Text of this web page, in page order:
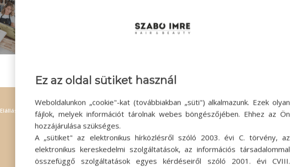
Elállás
Ez az oldal sütiket használ
Weboldalunkon „cookie"-kat (továbbiakban „süti") alkalmazunk. Ezek olyan
fájlok, melyek információt tárolnak webes böngészőjében. Ehhez az Ön
hozzájárulása szükséges.
A „sütiket" az elektronikus hírközlésről szóló 2003. évi C. törvény, az
elektronikus kereskedelmi szolgáltatások, az információs társadalommal
összefüggő szolgáltatások egyes kérdéseiről szóló 2001. évi CVIII.